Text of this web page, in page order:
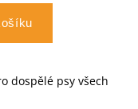
dospělé psy všech